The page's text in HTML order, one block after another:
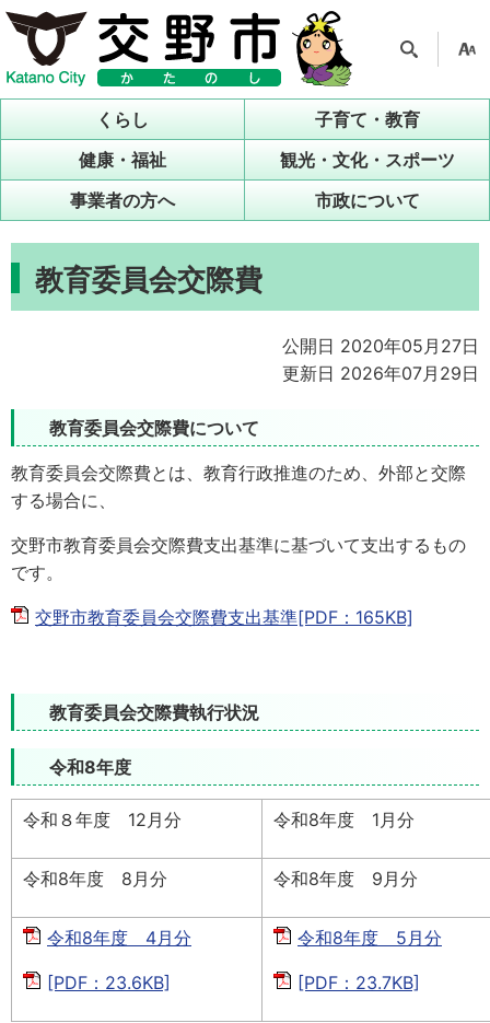
ル
くらし
子育て・教育
健康・福祉
観光・文化・スポーツ
事業者の方へ
市政について
教育委員会交際費
公開日 2020年05月27日
更新日 2026年07月29日
教育委員会交際費について
教育委員会交際費とは、教育行政推進のため、外部と交際
する場合に、
交野市教育委員会交際費支出基準に基づいて支出するもの
です。
交野市教育委員会交際費支出基準[PDF：165KB]
教育委員会交際費執行状況
令和8年度
令和８年度 12月分 令和8年度 1月分
令和8年度 8月分 令和8年度 9月分
令和8年度 4月分
[PDF：23.6KB]
令和8年度 5月分
[PDF：23.7KB]